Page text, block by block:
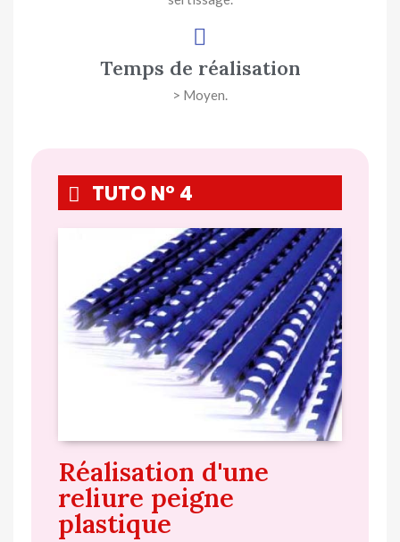
Temps de réalisation
> Moyen.
TUTO N° 4
Réalisation d'une
reliure peigne
plastique